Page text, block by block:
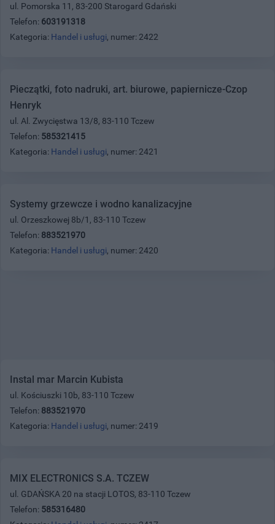
ul. Pomorska 11, 83-200 Starogard Gdański
Telefon: 603191318
Kategoria: Handel i usługi, numer: 2422
Pieczątki, foto nadruki, art. biurowe, papiernicze-Czop
Henryk
ul. Al. Zwycięstwa 13/8, 83-110 Tczew
Telefon: 585321415
Kategoria: Handel i usługi, numer: 2421
Systemy grzewcze i wodno kanalizacyjne
ul. Orzeszkowej 8b/1, 83-110 Tczew
Telefon: 883521970
Kategoria: Handel i usługi, numer: 2420
Instal mar Marcin Kubista
ul. Kościuszki 10b, 83-110 Tczew
Telefon: 883521970
Kategoria: Handel i usługi, numer: 2419
MIX ELECTRONICS S.A. TCZEW
ul. GDAŃSKA 20 na stacji LOTOS, 83-110 Tczew
Telefon: 585316480